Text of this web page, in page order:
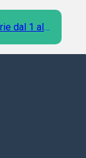
dal 1 al 9